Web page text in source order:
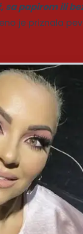
papirom ili
je priznala